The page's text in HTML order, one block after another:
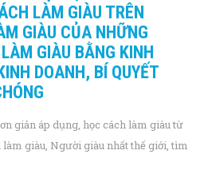
LÀM GIÀU TRÊN
GIÀU CỦA NHỮNG
GIÀU BẰNG KINH
DOANH, BÍ QUYẾT
giản áp dụng học cách làm giàu từ
làm giàu Người giàu nhất thế giới ,tìm